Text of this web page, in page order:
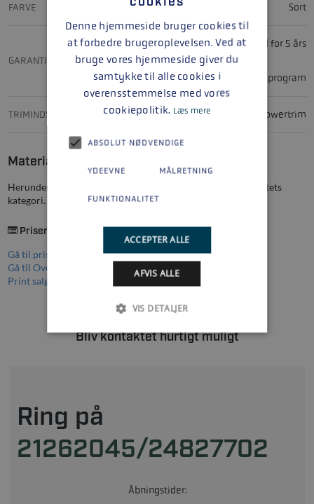
FARVE Sort
GARANTI
2 års reklamationsret, mulighed for 5 års
garantiprogram
TRIMINDSTILLINGER Powertrim
Materiale
Herunder finder du prislister og/eller brochurer, for produktets
kategori.
Priser
Gå til prisliste (PDF)
Gå til Overpack-prisliste (PDF)
Print salgsopstilling for Mercury F 60 ELPT EFI
Bliv kontaktet hurtigt muligt
Ring på
21262045/24827702
Åbningstider:
Denne hjemmeside bruger cookies til
at forbedre brugeroplevelsen. Ved at
bruge vores hjemmeside giver du
samtykke til alle cookies i
overensstemmelse med vores
cookiepolitik. Læs mere
ABSOLUT NØDVENDIGE
YDEEVNE MÅLRETNING
FUNKTIONALITET
ACCEPTER ALLE
AFVIS ALLE
VIS DETALJER